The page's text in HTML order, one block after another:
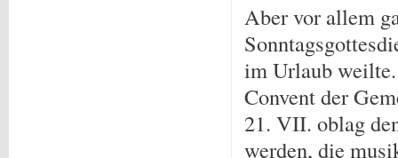
Aber vor allem
im Urlaub
Convent der
21. VII. oblag
werden, die